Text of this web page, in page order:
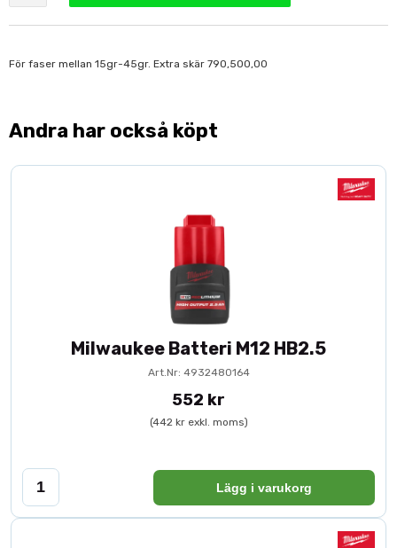
För faser mellan 15gr-45gr. Extra skär 790,500,00
Andra har också köpt
Milwaukee Batteri M12 HB2.5
Art.Nr: 4932480164
552 kr
(442 kr exkl. moms)
Lägg i varukorg